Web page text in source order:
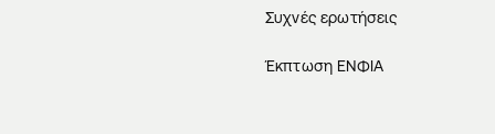
Συχνές ερωτήσεις
Έκπτωση ΕΝΦΙΑ